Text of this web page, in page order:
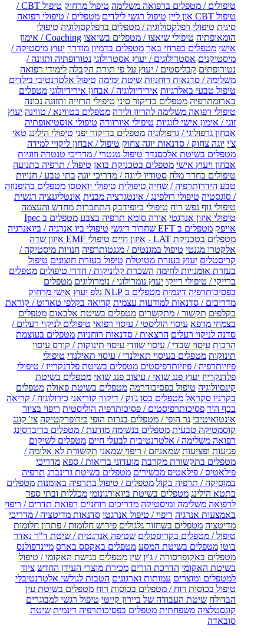
טיפולים / מטפלים ברפואה משלימה טיפול מרחוק
טיפול CBT /
טיפול CBT און ליין
טיפול רגשי לילדים מטפלים / טיפולי רפואה
סינית טיפולי רפלקסולוגיה / מטפלים ברפלקסולוגיה טיפולי
הומאופתיה טיפולי שיאצו / מטפלים בשיאצו
Coaching / אימון
אישי מטפלים בפרחי באך מטפלים בדמיון מודרך יעוץ מיסטיקה /
מיסטיקנים אסטרולוגים / יעוץ אסטרולוגי נטורופתיה ותזונה /
נטורופתים קבליסטים / יעוץ על פי תורת הקבלה לימודי רפואה
משלימה / סדנאות רוחניות שיטת ימימה טיפול אלטרנטיבי בילדים
טיפול טבעי באלרגיות אירידיולוגיה / אבחון אירידיולוגי מטפלים
בארומתרפיה מטפלים בדיקור סיני טיפולי הרזייה ותזונה נכונה
טיפולי רפואה משלימה להריון ולידה מטפלים בטווינא / טווינה יעוץ
זוגי / אימון אישי לזוגיות טיפולי איורוודה טיפולי אוסטיאופתיה
אבחון גרפולוגי / גרפולוגיה מטפלים בדיקור יפני טיפולי הילינג טאי
צ'י יוגה צחוק / סדנאות יוגה צחוק טיפול / אבחון ליקויי למידה
מטפלים בשיטת אלכסנדר טיפול טנטרי / מדריכי טנטרה וזוגיות
אבחון ויעוץ אישי מטפלים בטכניקת בואן טיפול / תרפיה בתנועה
טיפולים בחדר מלח סטודיו ליוגה / מדריכי יוגה בתי טבע / חנויות
טבע הידרותרפיה / שחיה טיפולית טיפולי וואטסו מטפלים בהיפנוזה
/ סוגסטיה טיפולי רולפינג / אינטגרציה מבנית אינטליגנציה רגשית
טיפולי גוף נפש רוח טיפולי ביופידבק התחברות מחדש והעצמה
טיפולי איזון אנרגטי אורה סומא תרפיה בצבע
מטפלים ב Ipec
אייפק מטפלים ב EFT שחרור ריגשי
טיפולי ביו אנרגיה / ביואנרגיה
מטפלים בטכניקת LAT - איזון חיים
טיפולי EMF איזון שדה
אלקטרו מגנטי טיפול במגנטים / מגנטותרפיה חנויות מיסטיקה /
קריסטלים יעוץ בעזרת מטוטלת טיפול בעזרת חוצונים טיפול
בעזרת אומנויות לחימה השכרת קליניקות / חדרי טיפולים מטפלים
ברייקי / טיפולי רייקי יעוץ נומרולוגי / נומרולוגים מטפלים
בפסיכותרפיה דינמית מטפלים ב NLP נלפ
יעוץ אישי מרחוק
מדריכים / סדנאות למודעות עצמית קריאה בקלפי טארוט / קוראת
בקלפים תקשור / מתקשרים מטפלים בשיטת אלבאום מטפלים
בצמחי מרפא עיסוי הוליסטי / עיסוי רפואי טיפולים לניקוי רעלים /
סדנה לניקוי רעלים הרצאות / סדנאות רוחניות מטפלים בעוצמת
הרכות עיסוי שבדי / עיסוי שוודי עיסוי תינוקות / קורס עיסוי
תינוקות מטפלים בעיסוי תאילנדי / עיסוי תאילנדי טיפולי
פיזיותרפיה / פיזיותרפיסטים מטפלים בשיטת פלדנקרייז / טיפולי
פלדנקרייז יעוץ פנג שואי / עיצוב פנג שואי מטפלים בשיטת
קינסיולוגיה טיפול בפסיכודרמה מטפלים בשיטת פאולה מטפלים
בקרניו סקראל מטפלים בסו ג'וק / דיקור קוריאני כירולוגיה / קריאה
בכף היד פסיכותרפיסטים / פסיכותרפיה הוליסטית ריפוי בציור
אינטואיטיבי נר הופי / מטפלים בנרות הופי כירופרקטיקה צי' קונג
קוסמטיקה טבעית מטפלים בנשימה מודעת / מטפלים בריברסינג
רפואה משלימה / אלטרנטיבית לבעלי חיים מטפלים לשיקום
פגיעות ופציעות שמאניזם / ריפוי שמאני תקשורת לא אלימה /
מטפלים בתקשורת מקרבת מועדוני בריאות / ספא מדריכי
פילאטיס / פילאטיס מכשירים מטפלים בשיטת גרינברג תרפיה
במוסיקה / תרפיה בקול מטפלים / טיפול בתרפיה באומנות מטפלים
בתטא הילינג מטפלים בשיטת ביואורגונומי מכללות ובתי ספר
לרפואה משלימה ומיסטיקה מדריכים רוחניים רפואת תדרים / ריפוי
באמצעות אנרגיה ריפוי / טיפול אנרגטי סדנאות מדיטציה / מדריכי
מדיטציה מטפלים בשחזור גלגולים פירוש חלומות / פתרון חלומות
טיפול / מטפלים בקריסטלים שטיפה אנרגטית / שיטת ד"ר נאדר
בוטו מטפלים בשיטת המסע מטפלים באקסס בארס מיינדפולנס
מטפלים באקופרסורה / ג'ין שין מטפלים בגישת האקומי / טיפול
בשיטת האקומי הדרכת הורים מכירת מוצרי העידן החדש ציוד
למטפלים ומוצרים עמותות וארגונים הטבות לגולשי אלטרנטיבלי
טיפול בכוסות רוח / מטפלים בכוסות רוח מטפלים בשיטת עין
הבדולח שיטת העבודה של ביירון קייטי טיפול רגשי למבוגרים
קונסטלציה משפחתית מטפלים בפסיכותרפיה דינמית שיטת
סובאדה